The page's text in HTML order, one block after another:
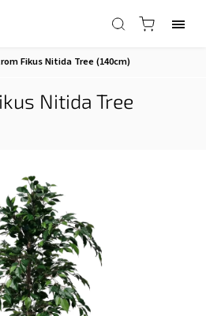
Fikus Nitida Tree (140cm)
Nitida Tree